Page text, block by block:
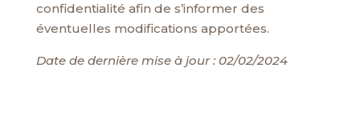
confidentialité afin de s’informer des
éventuelles modifications apportées.
Date de dernière mise à jour : 02/02/2024